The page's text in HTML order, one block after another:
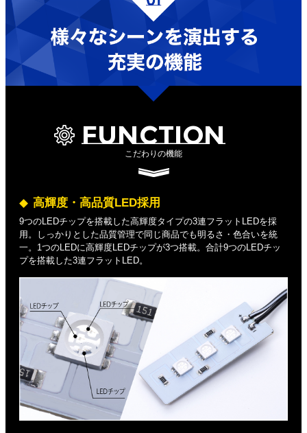
FUNCTION
こだわりの機能
高輝度・高品質LED採用
9つのLEDチップを搭載した高輝度タイプの3連フラットLEDを採
用。しっかりとした品質管理で同じ商品でも明るさ・色合いを統
一。1つのLEDに高輝度LEDチップが3つ搭載。合計9つのLEDチッ
プを搭載した3連フラットLED。